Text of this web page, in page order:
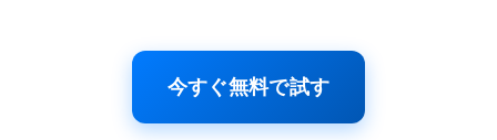
今すぐ無料で試す